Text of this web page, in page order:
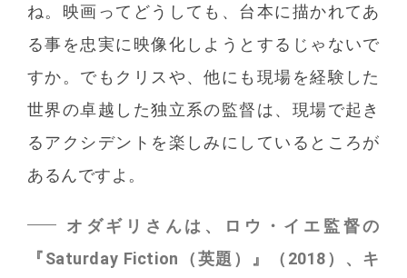
ね。映画ってどうしても、台本に描かれてあ
る事を忠実に映像化しようとするじゃないで
すか。でもクリスや、他にも現場を経験した
世界の卓越した独立系の監督は、現場で起き
るアクシデントを楽しみにしているところが
あるんですよ。
オダギリさんは、ロウ・イエ監督の
『Saturday Fiction（英題）』（2018）、キ